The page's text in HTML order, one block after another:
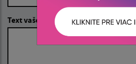
Text vašej správy (povinné)